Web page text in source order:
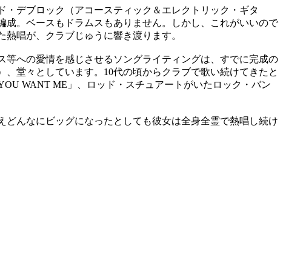
デブロック（アコースティック＆エレクトリック・ギタ
。ベースもドラムスもありません。しかし、これがいいので
唱が、クラブじゅうに響き渡ります。
への愛情を感じさせるソングライティングは、すでに完成の
堂々としています。10代の頃からクラブで歌い続けてきたと
WANT ME」、ロッド・スチュアートがいたロック・バン
んなにビッグになったとしても彼女は全身全霊で熱唱し続け